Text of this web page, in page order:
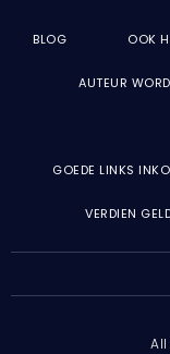
BLOG OOK
AUTEUR
GOEDE LINKS
VERDIEN